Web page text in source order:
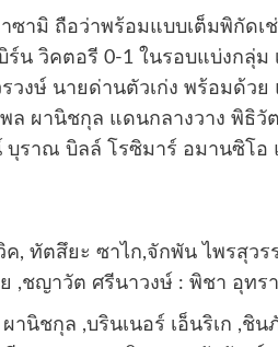
ซามิ ถือว่าพร้อมแบบเต็มพิกัดเ
ร์น วิคตอรี 0-1 ในรอบแบ่งกลุ่ม
งษ์ นายด่านตัวเก่ง พร้อมด้วย
พล ผานิชกุล แดนกลางวาง พิธิ
ราณ บิลล์ โรซิมาร์ อมานซิโอ
, ทัตสึยะ ซาไก,จักพัน ไพรสุว
,ชญาวัต ศรีนาวงษ์ : พิชา อุทรา
านิชกุล ,บรินเนอร์ เอ็นริเก ,ชิน